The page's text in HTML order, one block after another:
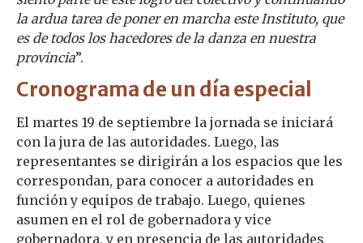
la ardua tarea de poner en marcha este Instituto, que
es de todos los hacedores de la danza en nuestra
provincia”.
Cronograma de un día especial
El martes 19 de septiembre la jornada se iniciará
con la jura de las autoridades. Luego, las
representantes se dirigirán a los espacios que les
correspondan, para conocer a autoridades en
función y equipos de trabajo. Luego, quienes
asumen en el rol de gobernadora y vice
gobernadora, y en presencia de las autoridades